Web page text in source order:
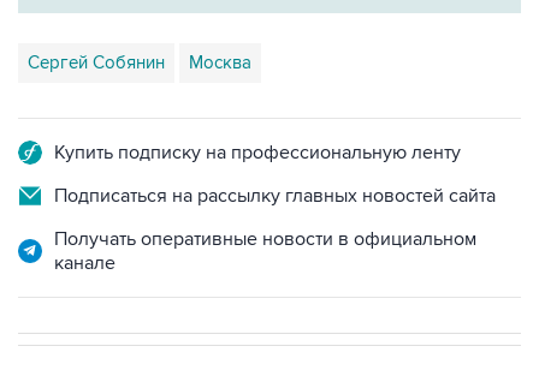
Сергей Собянин Москва
Купить подписку на профессиональную ленту
Подписаться на рассылку главных новостей сайта
Получать оперативные новости в официальном
канале